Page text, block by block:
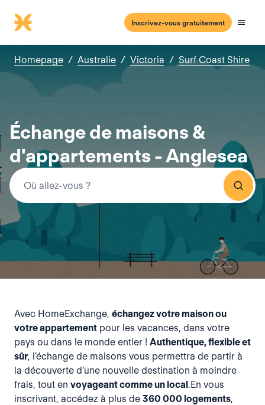
Inscrivez-vous gratuitement
Homepage / Australie / Victoria / Surf Coast Shire
Échange de maisons &
d'appartements - Anglesea
Avec HomeExchange, échangez votre maison ou
votre appartement pour les vacances, dans votre
pays ou dans le monde entier ! Authentique, flexible et
sûr, l'échange de maisons vous permettra de partir à
la découverte d’une nouvelle destination à moindre
frais, tout en voyageant comme un local.En vous
inscrivant, accédez à plus de 360 000 logements,